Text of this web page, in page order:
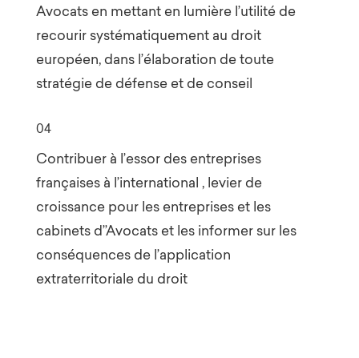
Avocats en mettant en lumière l’utilité de
recourir systématiquement au droit
européen, dans l’élaboration de toute
stratégie de défense et de conseil
04
Contribuer à l’essor des entreprises
françaises à l’international , levier de
croissance pour les entreprises et les
cabinets d’’Avocats et les informer sur les
conséquences de l’application
extraterritoriale du droit